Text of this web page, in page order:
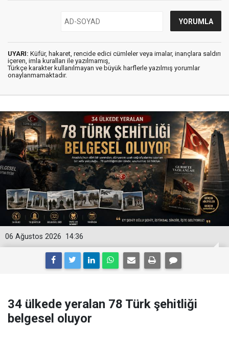
UYARI: Küfür, hakaret, rencide edici cümleler veya imalar, inançlara saldırı
içeren, imla kuralları ile yazılmamış,
Türkçe karakter kullanılmayan ve büyük harflerle yazılmış yorumlar
onaylanmamaktadır.
14:36
06 Ağustos 2026
34 ülkede yeralan 78 Türk şehitliği
belgesel oluyor